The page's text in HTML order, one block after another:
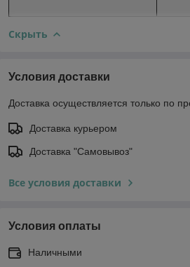
Скрыть
Условия доставки
Доставка осуществляется только по
Доставка курьером
Доставка "Самовывоз"
Все условия доставки
Условия оплаты
Наличными